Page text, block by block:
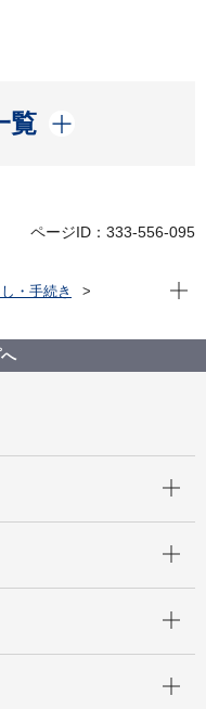
覧
ページID：333-556-095
・手続き
」
こはま地産地消サポー
現在